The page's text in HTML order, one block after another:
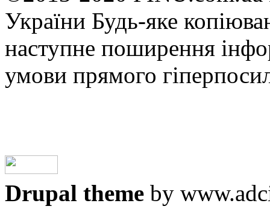
України Будь-яке
наступне поширення
умови прямого
Drupal theme by